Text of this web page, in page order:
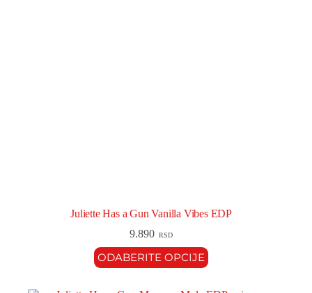
Juliette Has a Gun Vanilla Vibes EDP
9.890 RSD
ODABERITE OPCIJE